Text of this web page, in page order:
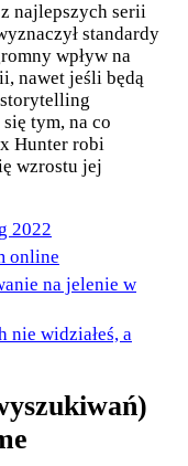
najlepszych serii
standardy
wpływ na
nawet jeśli będą
się tym, na co
x Hunter robi
wzrostu jej
2022
online
na jelenie w
nie widziałeś, a